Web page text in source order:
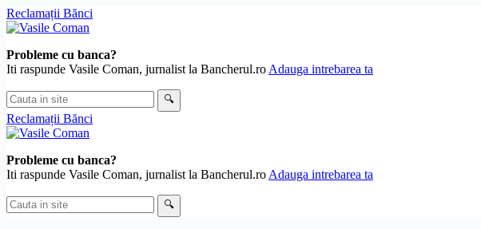
Skip
to
Reclamații Bănci
Probleme cu banca?
Iti raspunde Vasile Coman, jurnalist la Bancherul.ro Adauga intrebarea ta
Cauta
in
site
🔍
Reclamații Bănci
Probleme cu banca?
Iti raspunde Vasile Coman, jurnalist la Bancherul.ro Adauga intrebarea ta
Cauta
in
🔍